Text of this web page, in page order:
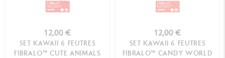
12,00 €
SET KAWAII 6 FEUTRES
FIBRALO™ CUTE ANIMALS
12,00 €
SET KAWAII 6 FEUTRES
FIBRALO™ CANDY WORLD